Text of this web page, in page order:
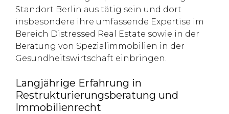
Standort Berlin aus tätig sein und dort
insbesondere ihre umfassende Expertise im
Bereich Distressed Real Estate sowie in der
Beratung von Spezialimmobilien in der
Gesundheitswirtschaft einbringen.
Langjährige Erfahrung in
Restrukturierungsberatung und
Immobilienrecht